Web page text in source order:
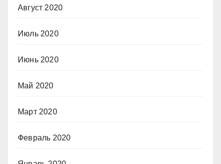
Август 2020
Июль 2020
Июнь 2020
Май 2020
Март 2020
Февраль 2020